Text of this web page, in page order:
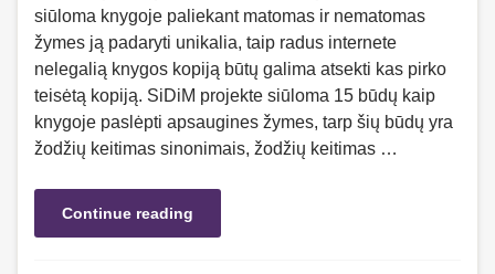
siūloma knygoje paliekant matomas ir nematomas
žymes ją padaryti unikalia, taip radus internete
nelegalią knygos kopiją būtų galima atsekti kas pirko
teisėtą kopiją. SiDiM projekte siūloma 15 būdų kaip
knygoje paslėpti apsaugines žymes, tarp šių būdų yra
žodžių keitimas sinonimais, žodžių keitimas …
Continue reading